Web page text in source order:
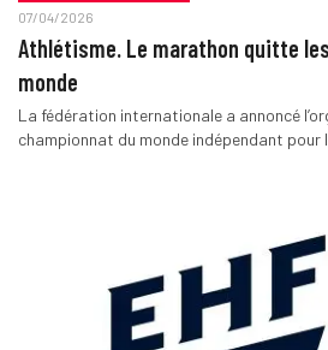
07/04/2026
Athlétisme. Le marathon quitte
monde
La fédération internationale a annoncé
championnat du monde indépendant pour